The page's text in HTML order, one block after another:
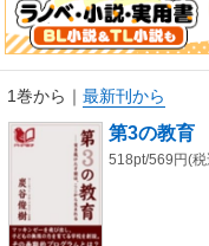
1巻から ｜ 最新刊から
第3の教育
518pt/569円(税